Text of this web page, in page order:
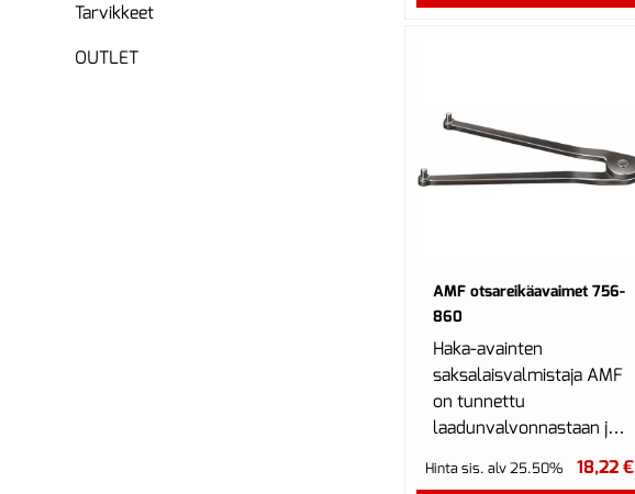
Tarvikkeet
OUTLET
AMF otsareikäavaimet 756-
860
Haka-avainten
saksalaisvalmistaja AMF
on tunnettu
laadunvalvonnastaan ja
Yritys on yli 5000
Hinta sis. alv 25.50%
18,22 €